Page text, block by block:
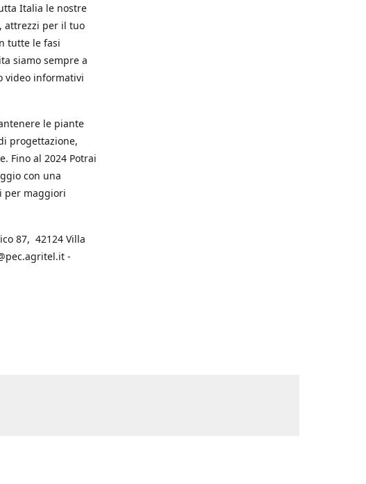
Italia le nostre
attrezzi per il tuo
tutte le fasi
siamo sempre a
video informativi
le piante
progettazione,
Fino al 2024 Potrai
con una
per maggiori
87, 42124 Villa
-